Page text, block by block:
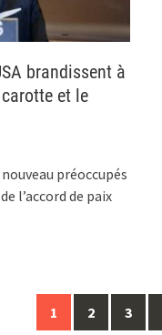
brandissent à
et le
préoccupés
l’accord de paix
1 2 3